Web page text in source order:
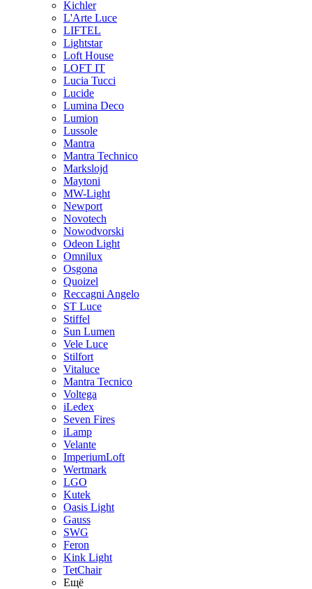
Kichler
L'Arte Luce
LIFTEL
Lightstar
Loft House
LOFT IT
Lucia Tucci
Lucide
Lumina Deco
Lumion
Lussole
Mantra
Mantra Technico
Markslojd
Maytoni
MW-Light
Newport
Novotech
Nowodvorski
Odeon Light
Omnilux
Osgona
Quoizel
Reccagni Angelo
ST Luce
Stiffel
Sun Lumen
Vele Luce
Stilfort
Vitaluce
Mantra Tecnico
Voltega
iLedex
Seven Fires
iLamp
Velante
ImperiumLoft
Wertmark
LGO
Kutek
Oasis Light
Gauss
SWG
Feron
Kink Light
TetСhair
Ещё